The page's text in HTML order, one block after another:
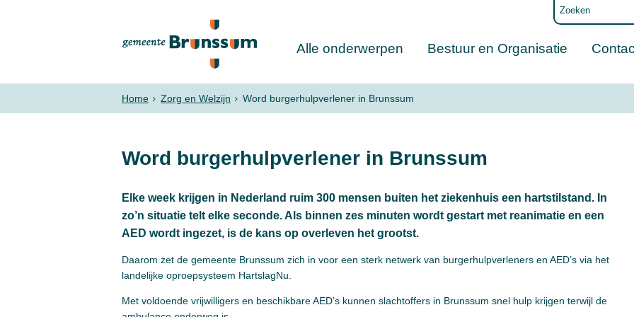
Alle onderwerpen Bestuur en Organisatie
Home Zorg en Welzijn Word burgerhulpverlener in Brunssum
Word burgerhulpverlener in Brunssum
Elke week krijgen in Nederland ruim 300 mensen buiten het ziekenhuis een hartstilstand. In
zo’n situatie telt elke seconde. Als binnen zes minuten wordt gestart met reanimatie en een
AED wordt ingezet, is de kans op overleven het grootst.
Daarom zet de gemeente Brunssum zich in voor een sterk netwerk van burgerhulpverleners en AED’s via het
landelijke oproepsysteem HartslagNu.
Met voldoende vrijwilligers en beschikbare AED’s kunnen slachtoffers in Brunssum snel hulp krijgen terwijl de